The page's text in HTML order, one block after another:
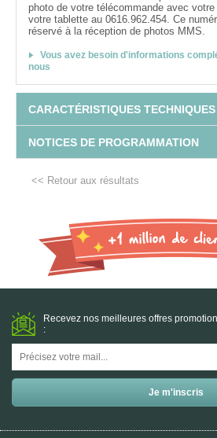
photo de votre télécommande avec
votre tablette au 0616.962.454. Ce
réservé à la réception de photos MMS.
Vous avez besoin d'informations
nous
CARACTÉRISTIQUES TECHNIQUES
NOTICES DE PROGRAMMATION
<< Retour aux résultats
Recevez nos meilleures offres
: